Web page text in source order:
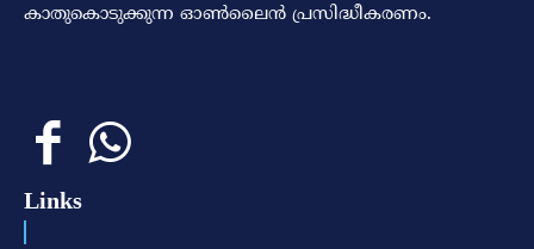
കാതുകൊടുക്കുന്ന ഓണ്‍ലൈന്‍ പ്രസിദ്ധീകരണം.
Links